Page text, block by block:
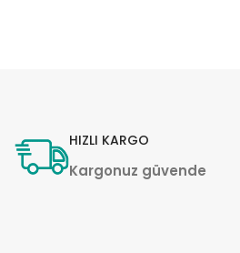
HIZLI KARGO
Kargonuz güvende